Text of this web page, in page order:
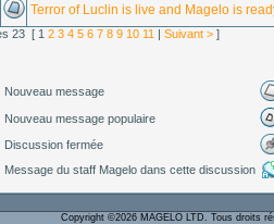
Terror of Luclin is live and Magelo is
23 [ 1 2 3 4 5 6 7 8 9 10 11 | Suivant > ]
Nouveau message
Nouveau message populaire
Discussion fermée
Message du staff Magelo dans cette discussion
Copyright ©2026 MAGELO LTD. Tous droits